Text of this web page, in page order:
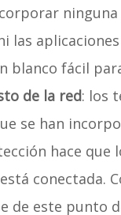
las
blanco fácil
de la red: los
se han
hace que
conectada.
de este punto